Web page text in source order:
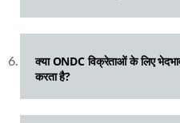
क्या ONDC विक्रेताओं के लिए
करता है?